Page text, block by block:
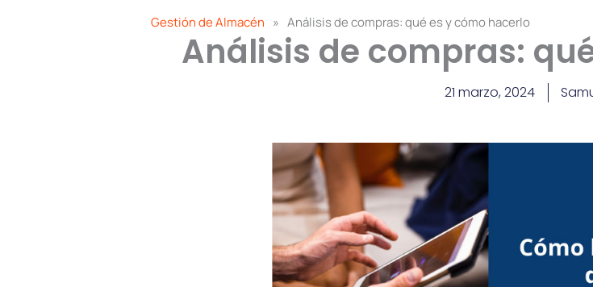
Gestión de Almacén » Análisis de compras: qué es y cómo hacerlo
Análisis de compras:
21 marzo, 2024